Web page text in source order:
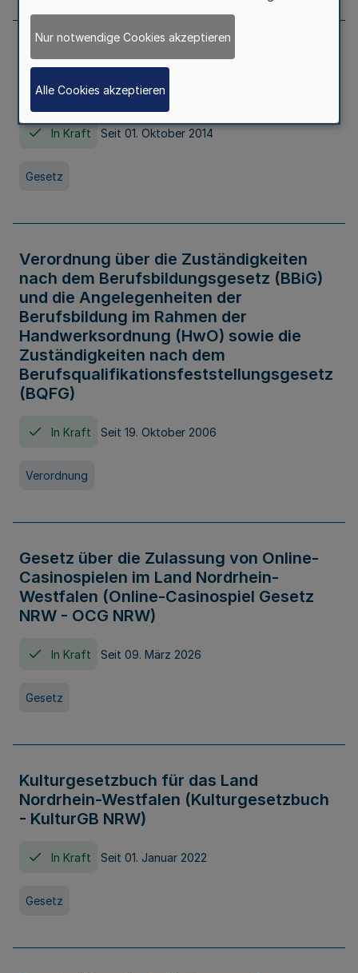
Gesetz über die Hochschulen des Landes
Nordrhein-Westfalen (Hochschulgesetz -
HG)
In Kraft Seit 01. Oktober 2014
Gesetz
Verordnung über die Zuständigkeiten
nach dem Berufsbildungsgesetz (BBiG)
und die Angelegenheiten der
Berufsbildung im Rahmen der
Handwerksordnung (HwO) sowie die
Zuständigkeiten nach dem
Berufsqualifikationsfeststellungsgesetz
(BQFG)
In Kraft Seit 19. Oktober 2006
Verordnung
Gesetz über die Zulassung von Online-
Casinospielen im Land Nordrhein-
Westfalen (Online-Casinospiel Gesetz
NRW - OCG NRW)
In Kraft Seit 09. März 2026
Gesetz
Kulturgesetzbuch für das Land
Nordrhein-Westfalen (Kulturgesetzbuch
- KulturGB NRW)
In Kraft Seit 01. Januar 2022
Gesetz
Nur notwendige Cookies akzeptieren
Alle Cookies akzeptieren